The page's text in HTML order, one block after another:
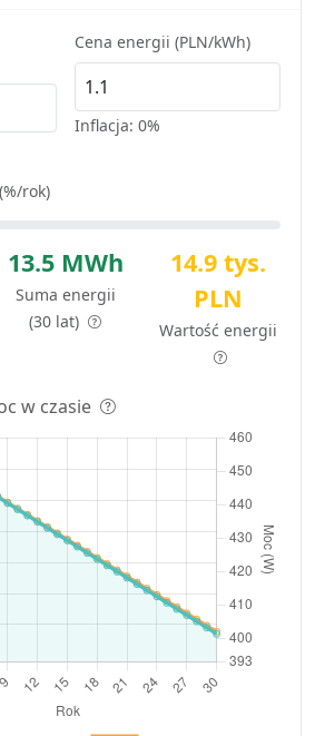
Cena energii (PLN/kWh)
Inflacja: 0%
rok)
13.5 MWh
Suma energii
(30 lat)
14.9 tys.
PLN
Wartość energii
w czasie